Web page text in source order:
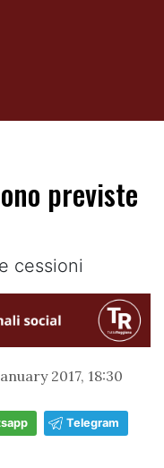
previste
cessioni
2017, 18:30
Telegram